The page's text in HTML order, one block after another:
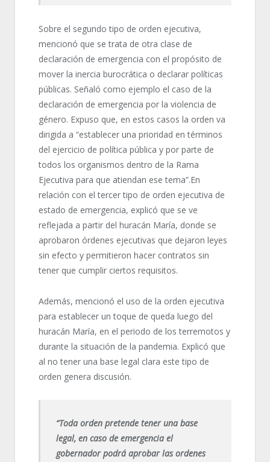
Sobre el segundo tipo de orden ejecutiva,
mencionó que se trata de otra clase de
declaración de emergencia con el propósito de
mover la inercia burocrática o declarar políticas
públicas. Señaló como ejemplo el caso de la
declaración de emergencia por la violencia de
género. Expuso que, en estos casos la orden va
dirigida a “establecer una prioridad en términos
del ejercicio de política pública y por parte de
todos los organismos dentro de la Rama
Ejecutiva para que atiendan ese tema”.En
relación con el tercer tipo de orden ejecutiva de
estado de emergencia, explicó que se ve
reflejada a partir del huracán María, donde se
aprobaron órdenes ejecutivas que dejaron leyes
sin efecto y permitieron hacer contratos sin
tener que cumplir ciertos requisitos.
Además, mencionó el uso de la orden ejecutiva
para establecer un toque de queda luego del
huracán María, en el periodo de los terremotos y
durante la situación de la pandemia. Explicó que
al no tener una base legal clara este tipo de
orden genera discusión.
“Toda orden pretende tener una base
legal, en caso de emergencia el
gobernador podrá aprobar las ordenes